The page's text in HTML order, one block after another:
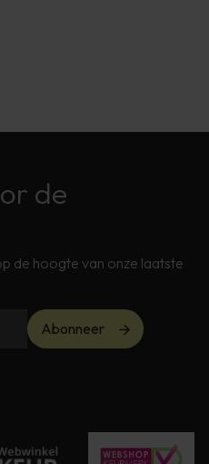
de
de hoogte van onze laatste
Abonneer